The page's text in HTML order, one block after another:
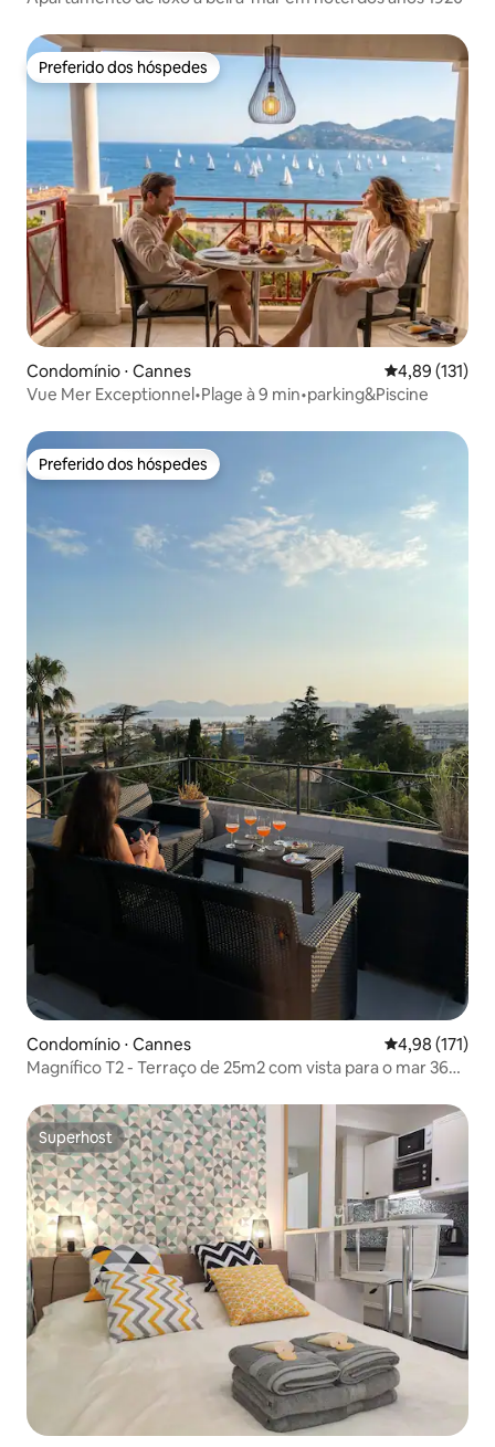
Preferido dos hóspedes
Preferido dos hóspedes
Condomínio ⋅ Cannes 4,89 de uma
4,89 (131)
Vue Mer Exceptionnel•Plage à 9 min•parking&Piscine
Preferido dos hóspedes
Preferido dos hóspedes
Condomínio ⋅ Cannes 4,98 de uma
4,98 (171)
Magnífico T2 - Terraço de 25m2 com vista para o mar 360 -
Superhost
Superhost